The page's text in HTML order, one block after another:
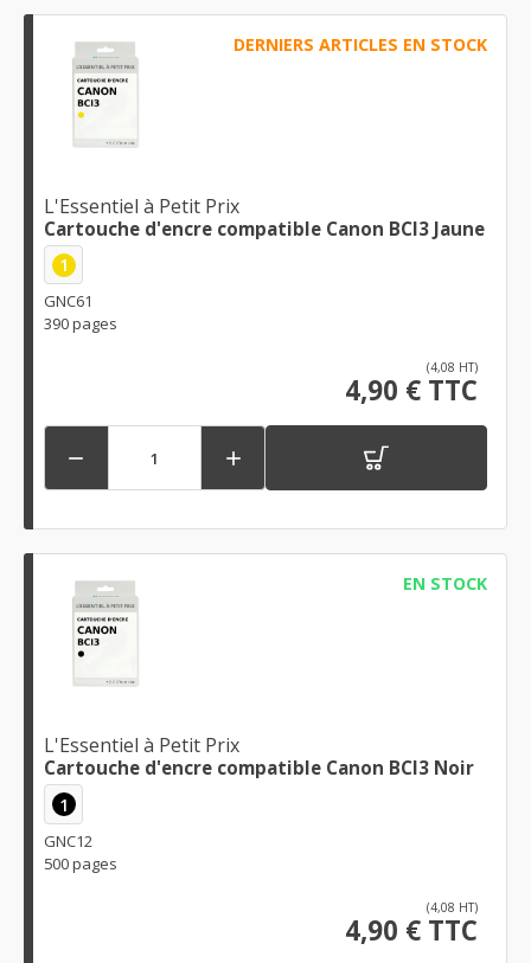
DERNIERS ARTICLES EN STOCK
L'Essentiel à Petit Prix
Cartouche d'encre compatible Canon BCI3 Jaune
1
GNC61
390 pages
(4,08 HT)
4,90 € TTC
 
EN STOCK
L'Essentiel à Petit Prix
Cartouche d'encre compatible Canon BCI3 Noir
1
GNC12
500 pages
(4,08 HT)
4,90 € TTC